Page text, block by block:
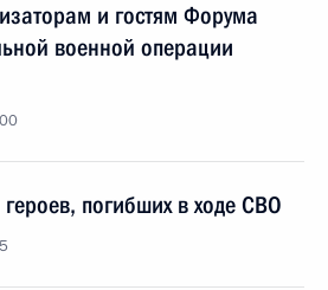
и гостям Форума
военной операции
погибших в ходе СВО